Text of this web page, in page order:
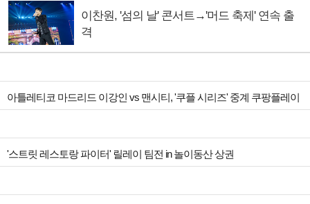
이찬원, '섬의 날' 콘서트→'머드 축제' 연속 출
격
아틀레티코 마드리드 이강인 vs 맨시티, '쿠플 시리즈' 중계 쿠팡플레이
'스트릿 레스토랑 파이터' 릴레이 팀전 in 놀이동산 상권